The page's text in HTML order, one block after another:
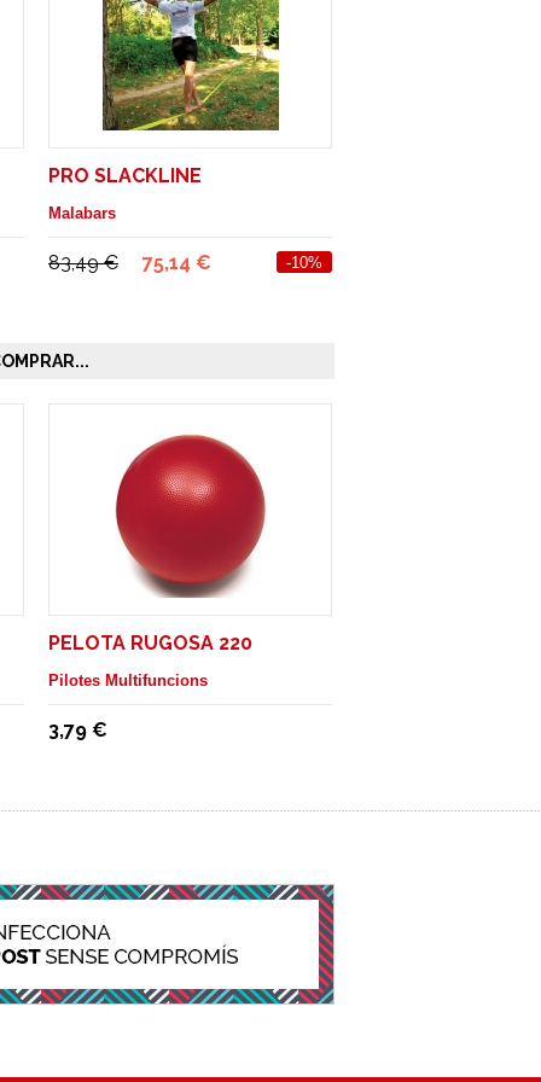
PRO SLACKLINE
Malabars
83,49 € 75,14 € -10%
PELOTA RUGOSA 220
Pilotes Multifuncions
3,79 €